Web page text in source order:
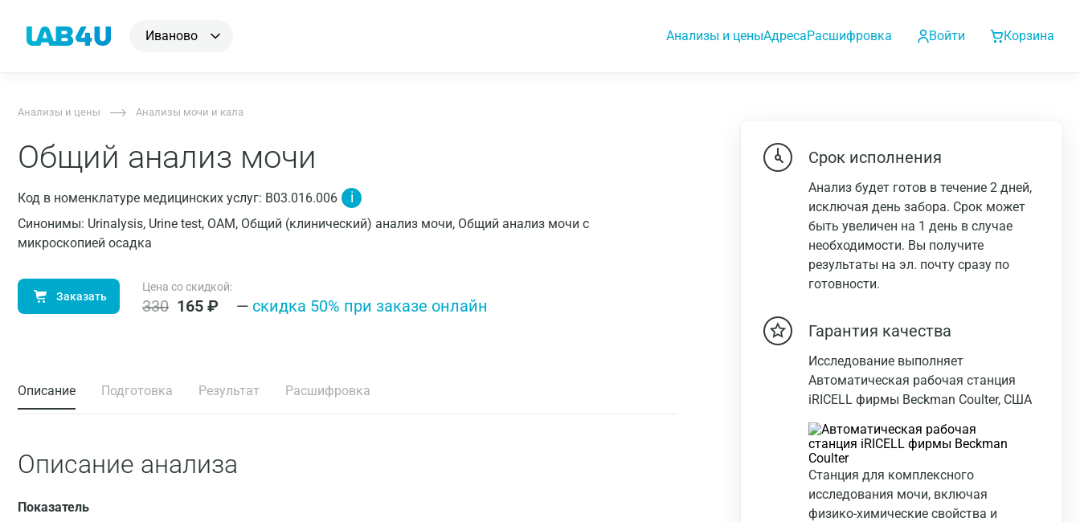
Иваново Анализы и ценыАдресаРасшифровка Войти Корзина
Анализы и цены Анализы мочи и кала
Общий анализ мочи
Код в номенклатуре медицинских услуг: B03.016.006 i
Синонимы: Urinalysis, Urine test, ОАМ, Общий (клинический) анализ мочи, Общий анализ мочи с
микроскопией осадка
Заказать
Цена со скидкой:
330 165 ₽ — cкидка 50% при заказе онлайн
Описание Подготовка Результат Расшифровка
Описание анализа
Показатель
Срок исполнения
Анализ будет готов в течение 2 дней,
исключая день забора. Срок может
быть увеличен на 1 день в случае
необходимости. Вы получите
результаты на эл. почту сразу по
готовности.
Гарантия качества
Исследование выполняет
Автоматическая рабочая станция
iRICELL фирмы Beckman Coulter, США
Станция для комплексного
исследования мочи, включая
физико-химические свойства и